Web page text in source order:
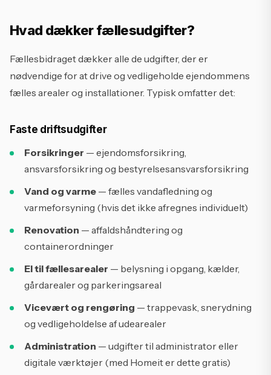
Hvad dækker fællesudgifter?
Fællesbidraget dækker alle de udgifter, der er
nødvendige for at drive og vedligeholde ejendommens
fælles arealer og installationer. Typisk omfatter det:
Faste driftsudgifter
Forsikringer — ejendomsforsikring,
ansvarsforsikring og bestyrelsesansvarsforsikring
Vand og varme — fælles vandafledning og
varmeforsyning (hvis det ikke afregnes individuelt)
Renovation — affaldshåndtering og
containerordninger
El til fællesarealer — belysning i opgang, kælder,
gårdarealer og parkeringsareal
Vicevært og rengøring — trappevask, snerydning
og vedligeholdelse af udearealer
Administration — udgifter til administrator eller
digitale værktøjer (med Homeit er dette gratis)